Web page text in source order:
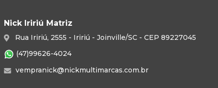
Nick Iririú Matriz
Rua Iririú, 2555 - Iririú - Joinville/SC - CEP 89227045
(47)99626-4024
vempranick@nickmultimarcas.com.br